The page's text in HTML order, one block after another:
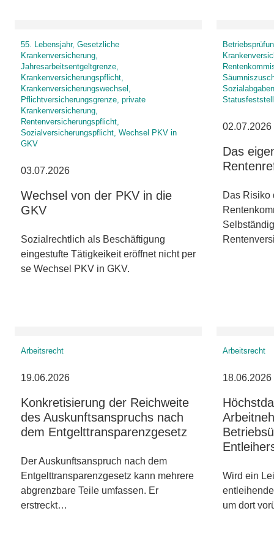
55. Lebensjahr, Gesetzliche
Krankenversicherung,
Jahresarbeitsentgeltgrenze,
Krankenversicherungspflicht,
Krankenversicherungswechsel,
Pflichtversicherungsgrenze, private
Krankenversicherung,
Rentenversicherungspflicht,
Sozialversicherungspflicht, Wechsel PKV in
GKV
03.07.2026
Wechsel von der PKV in die
GKV
Sozialrechtlich als Beschäftigung
eingestufte Tätigkeikeit eröffnet nicht per
se Wechsel PKV in GKV.
02.07.2026
Das
Das Risiko
Arbeitsrecht
19.06.2026
Konkretisierung der Reichweite
des Auskunftsanspruchs nach
dem Entgelttransparenzgesetz
Der Auskunftsanspruch nach dem
Entgelttransparenzgesetz kann mehrere
abgrenzbare Teile umfassen. Er
erstreckt…
Arbeitsrecht
18.06.2026
Wird ein
um dort